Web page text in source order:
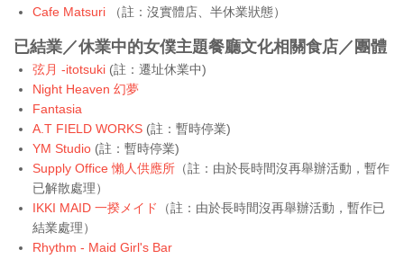
Cafe Matsuri
（註：沒實體店、半休業狀態）
已結業／休業中的女僕主題餐廳文化相關食店／團體
弦月 -itotsuki (註：遷址休業中)
Night Heaven 幻夢
Fantasia
A.T FIELD WORKS (註：暫時停業)
YM Studio (註：暫時停業)
Supply Office 懶人供應所 （註：由於長時間沒再舉辦活動，暫作
已解散處理）
IKKI MAID 一揆メイド
（註：由於長時間沒再舉辦活動，暫作已
結業處理）
Rhythm - Maid Girl's Bar